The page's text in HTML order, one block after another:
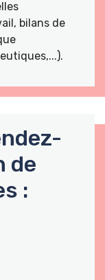
bilans de
de
: